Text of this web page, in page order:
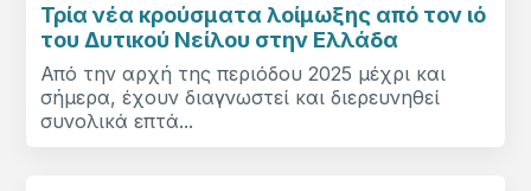
Τρία νέα κρούσματα λοίμωξης από τον ιό
του Δυτικού Νείλου στην Ελλάδα
Από την αρχή της περιόδου 2025 μέχρι και
σήμερα, έχουν διαγνωστεί και διερευνηθεί
συνολικά επτά...